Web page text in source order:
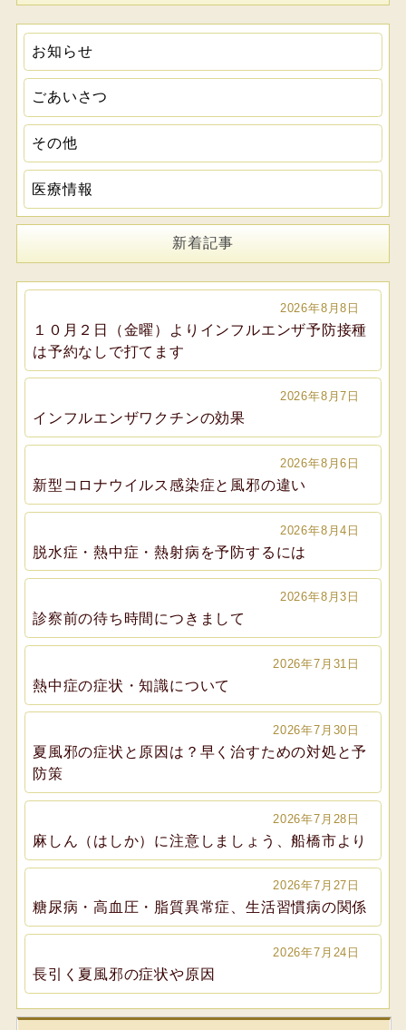
お知らせ
ごあいさつ
その他
医療情報
新着記事
2026年8月8日
１０月２日（金曜）よりインフルエンザ予防接種
は予約なしで打てます
2026年8月7日
インフルエンザワクチンの効果
2026年8月6日
新型コロナウイルス感染症と風邪の違い
2026年8月4日
脱水症・熱中症・熱射病を予防するには
2026年8月3日
診察前の待ち時間につきまして
2026年7月31日
熱中症の症状・知識について
2026年7月30日
夏風邪の症状と原因は？早く治すための対処と予
防策
2026年7月28日
麻しん（はしか）に注意しましょう、船橋市より
2026年7月27日
糖尿病・高血圧・脂質異常症、生活習慣病の関係
2026年7月24日
長引く夏風邪の症状や原因